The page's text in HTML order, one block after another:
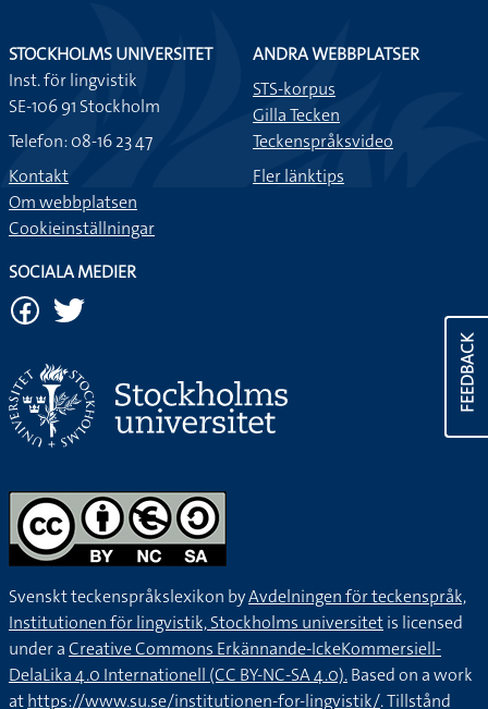
FEEDBACK
STOCKHOLMS UNIVERSITET
Inst. för lingvistik
SE-106 91 Stockholm
Telefon: 08-16 23 47
Kontakt
Om webbplatsen
Cookieinställningar
ANDRA WEBBPLATSER
STS-korpus
Gilla Tecken
Teckenspråksvideo
Fler länktips
SOCIALA MEDIER
Svenskt teckenspråkslexikon byAvdelningen för teckenspråk,
Institutionen för lingvistik, Stockholms universitetis licensed
under aCreative Commons Erkännande-IckeKommersiell-
DelaLika 4.0 Internationell (CC BY-NC-SA 4.0).Based on a work
athttps://www.su.se/institutionen-for-lingvistik/. Tillstånd